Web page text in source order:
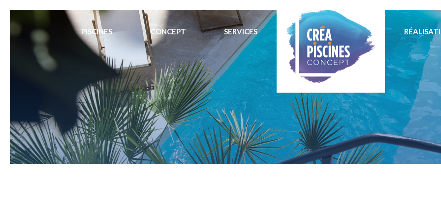
PISCINES CONCEPT SERVICES